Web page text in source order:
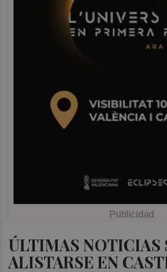
ÚLTIMAS NOTICIAS
ALISTARSE EN